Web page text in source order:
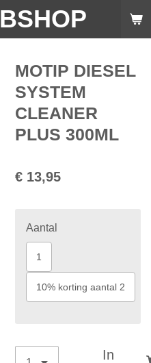
BSHOP
MOTIP DIESEL
SYSTEM
CLEANER
PLUS 300ML
€ 13,95
Aantal
1
10% korting aantal 2
In